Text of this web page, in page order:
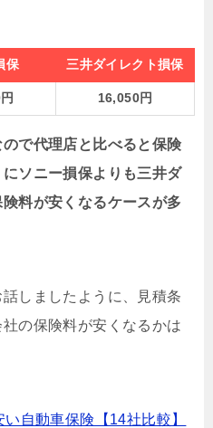
保 三井ダイレクト損保
16,050円
で代理店と比べると保険
ソニー損保よりも三井ダ
料が安くなるケースが多
しましたように、見積条
の保険料が安くなるかは
自動車保険【14社比較】